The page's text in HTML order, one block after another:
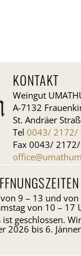
KONTAKT
Weingut
A-7132
St. Andräer
Tel0043/ 2172/
Fax 0043/
9 – 13 und
von 10 – 17
ist geschlossen.
2026 bis 6.